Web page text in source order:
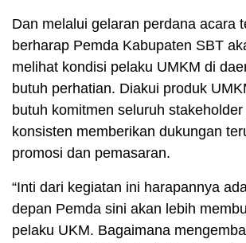
Dan melalui gelaran perdana acara
berharap Pemda Kabupaten SBT
melihat kondisi pelaku UMKM di
butuh perhatian. Diakui produk
butuh komitmen seluruh
konsisten memberikan dukungan
promosi dan pemasaran.
“Inti dari kegiatan ini harapannya
depan Pemda sini akan lebih
pelaku UKM. Bagaimana